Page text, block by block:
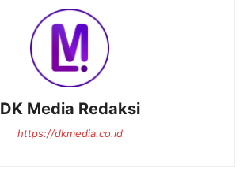
DK Media Redaksi
https://dkmedia.co.id